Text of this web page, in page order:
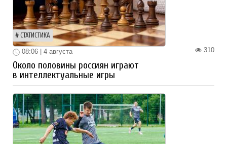
СТАТИСТИКА
310
08:06 | 4 августа
Около половины россиян играют
в интеллектуальные игры